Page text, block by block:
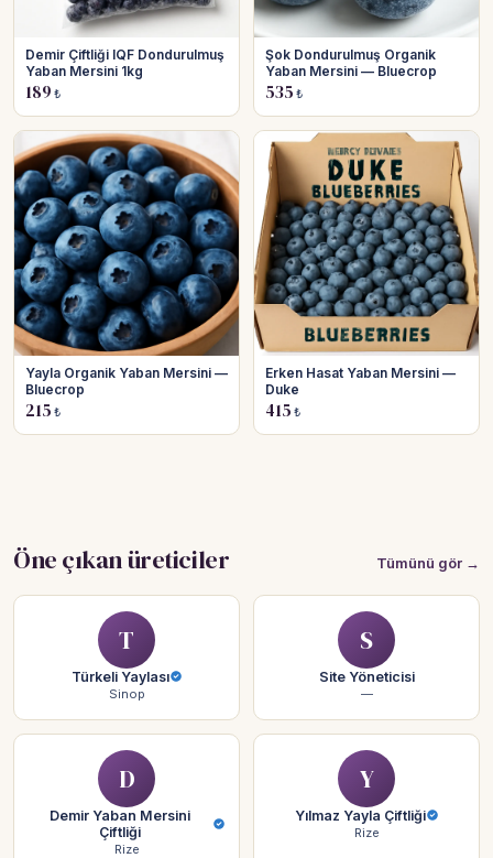
Demir Çiftliği IQF Dondurulmuş
Yaban Mersini 1kg
189 ₺
Şok Dondurulmuş Organik
Yaban Mersini — Bluecrop
535 ₺
Yayla Organik Yaban Mersini —
Bluecrop
215 ₺
Erken Hasat Yaban Mersini —
Duke
415 ₺
Öne çıkan üreticiler Tümünü gör →
T
Türkeli Yaylası
Sinop
S
Site Yöneticisi
—
D
Demir Yaban Mersini
Çiftliği
Rize
Y
Yılmaz Yayla Çiftliği
Rize